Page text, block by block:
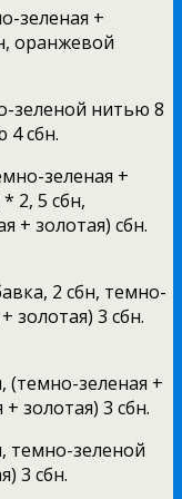
зеленая +
оранжевой
зеленой нитью 8
4 сбн.
зеленая +
2, 5 сбн,
+ золотая) сбн.
2 сбн, темно-
золотая) 3 сбн.
(темно-зеленая +
золотая) 3 сбн.
темно-зеленой
3 сбн.